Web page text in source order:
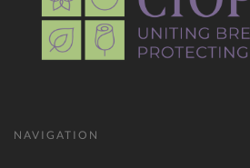
NAVIGATION